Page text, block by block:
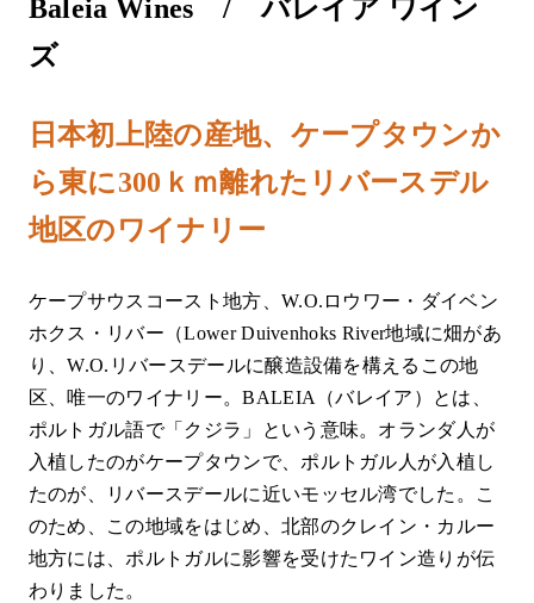
Baleia Wines / バレイア ワイン
ズ
日本初上陸の産地、ケープタウンか
ら東に300ｋｍ離れたリバースデル
地区のワイナリー
ケープサウスコースト地方、W.O.ロウワー・ダイベン
ホクス・リバー（Lower Duivenhoks River地域に畑があ
り、W.O.リバースデールに醸造設備を構えるこの地
区、唯一のワイナリー。BALEIA（バレイア）とは、
ポルトガル語で「クジラ」という意味。オランダ人が
入植したのがケープタウンで、ポルトガル人が入植し
たのが、リバースデールに近いモッセル湾でした。こ
のため、この地域をはじめ、北部のクレイン・カルー
地方には、ポルトガルに影響を受けたワイン造りが伝
わりました。